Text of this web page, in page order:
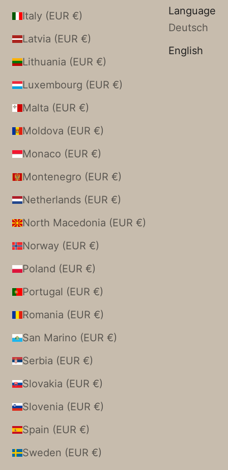
Italy (EUR €)
Latvia (EUR €)
Lithuania (EUR €)
Luxembourg (EUR €)
Malta (EUR €)
Moldova (EUR €)
Monaco (EUR €)
Montenegro (EUR €)
Netherlands (EUR €)
North Macedonia (EUR €)
Norway (EUR €)
Poland (EUR €)
Portugal (EUR €)
Romania (EUR €)
San Marino (EUR €)
Serbia (EUR €)
Slovakia (EUR €)
Slovenia (EUR €)
Spain (EUR €)
Sweden (EUR €)
Language
Deutsch
English